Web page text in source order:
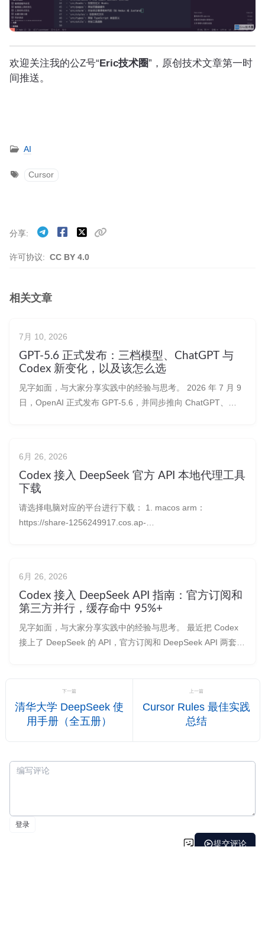
欢迎关注我的公Z号“Eric技术圈”，原创技术文章第一时
间推送。
AI
Cursor
许可协议: CC BY 4.0
分享
相关文章
7月 10, 2026
GPT-5.6 正式发布：三档模型、ChatGPT 与
Codex 新变化，以及该怎么选
见字如面，与大家分享实践中的经验与思考。 2026 年 7 月 9
日，OpenAI 正式发布 GPT-5.6，并同步推向 ChatGPT、
6月 26, 2026
Codex 接入 DeepSeek 官方 API 本地代理工具
下载
请选择电脑对应的平台进行下载： 1. macos arm：
https://share-1256249917.cos.ap-
6月 26, 2026
Codex 接入 DeepSeek API 指南：官方订阅和
第三方并行，缓存命中 95%+
见字如面，与大家分享实践中的经验与思考。 最近把 Codex
接上了 DeepSeek 的 API，官方订阅和 DeepSeek API 两套可
下一篇
清华大学 DeepSeek 使
用手册（全五册）
上一篇
Cursor Rules 最佳实践
总结